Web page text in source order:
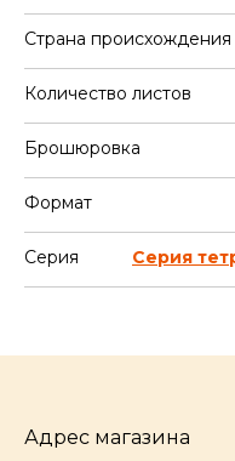
Страна происхождения
Количество листов
Брошюровка
Формат
Серия Серия
Адрес магазина